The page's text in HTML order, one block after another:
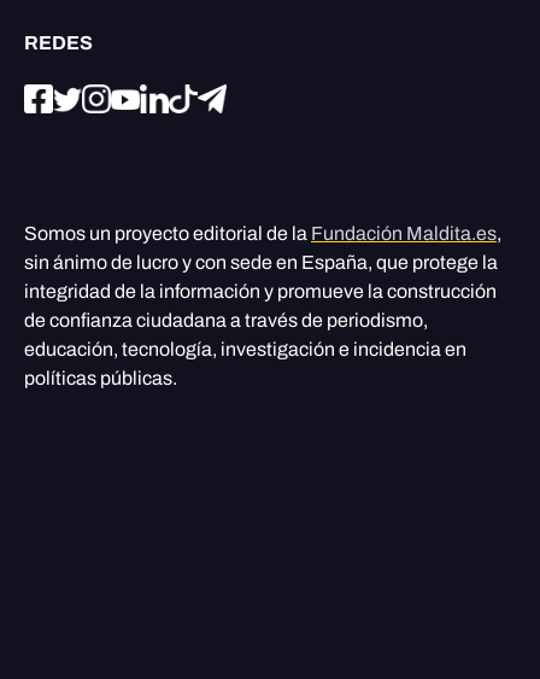
REDES
Somos un proyecto editorial de la Fundación Maldita.es,
sin ánimo de lucro y con sede en España, que protege la
integridad de la información y promueve la construcción
de confianza ciudadana a través de periodismo,
educación, tecnología, investigación e incidencia en
políticas públicas.